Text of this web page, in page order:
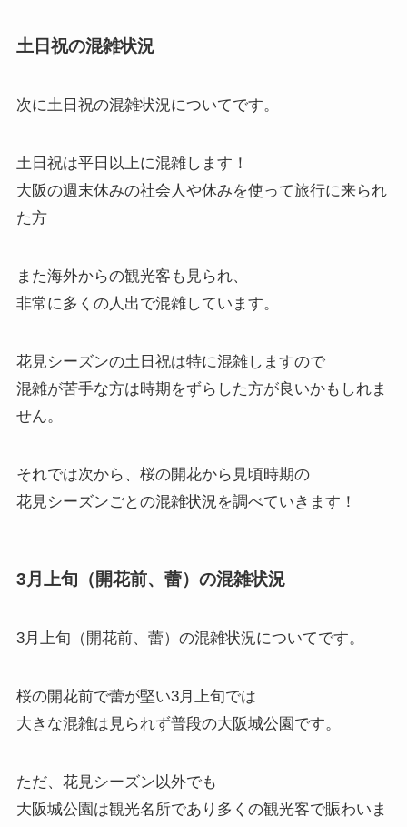
土日祝の混雑状況
次に土日祝の混雑状況についてです。
土日祝は平日以上に混雑します！
大阪の週末休みの社会人や休みを使って旅行に来られ
た方
また海外からの観光客も見られ、
非常に多くの人出で混雑しています。
花見シーズンの土日祝は特に混雑しますので
混雑が苦手な方は時期をずらした方が良いかもしれま
せん。
それでは次から、桜の開花から見頃時期の
花見シーズンごとの混雑状況を調べていきます！
3月上旬（開花前、蕾）の混雑状況
3月上旬（開花前、蕾）の混雑状況についてです。
桜の開花前で蕾が堅い3月上旬では
大きな混雑は見られず普段の大阪城公園です。
ただ、花見シーズン以外でも
大阪城公園は観光名所であり多くの観光客で賑わいま